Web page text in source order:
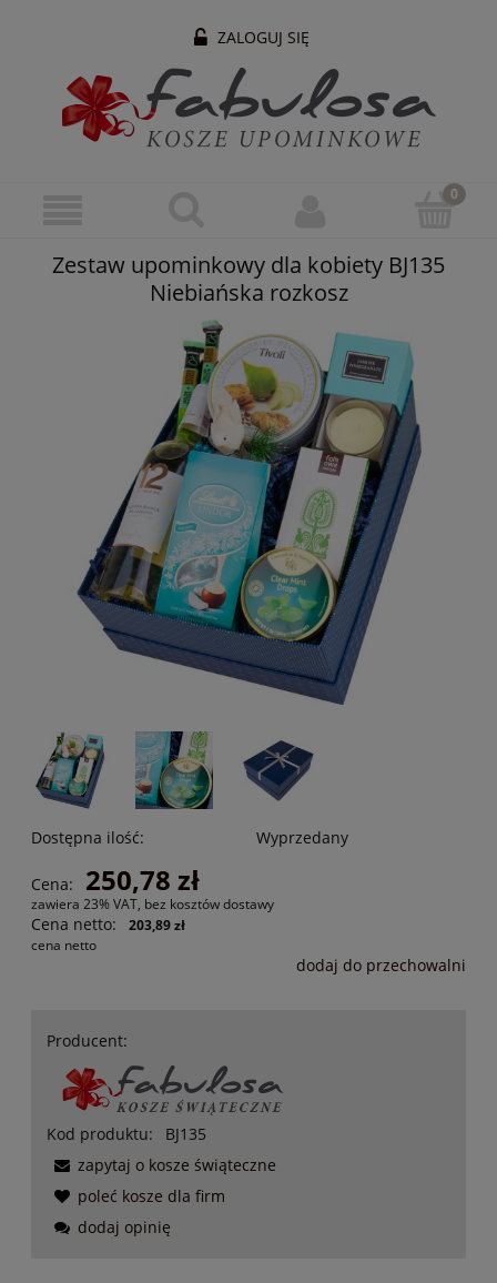
ZALOGUJ SIĘ
Zestaw upominkowy dla kobiety BJ135
Niebiańska rozkosz
Dostępna ilość: Wyprzedany
Cena: 250,78 zł
zawiera 23% VAT, bez kosztów dostawy
Cena netto:
203,89 zł
cena netto
dodaj do przechowalni
Producent:
Kod produktu:
BJ135
zapytaj o kosze świąteczne
poleć kosze dla firm
dodaj opinię